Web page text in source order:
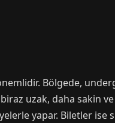
Bölgede,
uzak, daha sakin
yapar. Biletler ise